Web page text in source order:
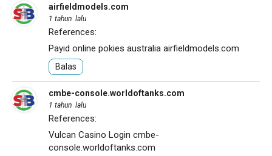
airfieldmodels.com
1 tahun lalu
References:
Payid online pokies australia airfieldmodels.com
Balas
cmbe-console.worldoftanks.com
1 tahun lalu
References:
Vulcan Casino Login cmbe-
console.worldoftanks.com